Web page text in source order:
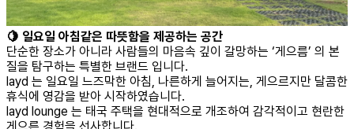
🍋 일요일 아침같은 따뜻함을 제공하는 공간
단순한 장소가 아니라 사람들의 마음속 깊이 갈망하는 ‘게으름’ 의 본
질을 탐구하는 특별한 브랜드 입니다.
layd 는 일요일 느즈막한 아침, 나른하게 늘어지는, 게으르지만 달콤한
휴식에 영감을 받아 시작하였습니다.
layd lounge 는 태국 주택을 현대적으로 개조하여 감각적이고 현란한